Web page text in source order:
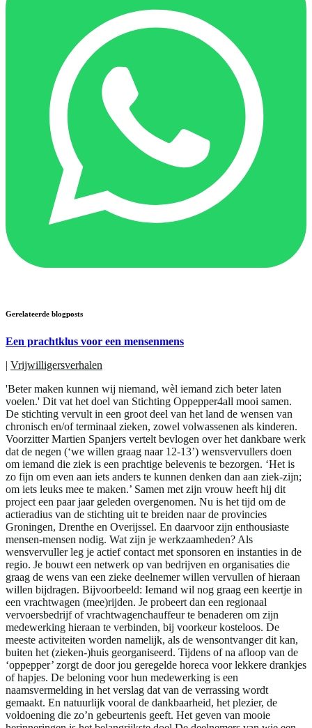
Gerelateerde blogposts
Een prachtklus voor een mensenmens
| Vrijwilligersverhalen
'Beter maken kunnen wij niemand, wèl iemand zich beter laten
voelen.' Dit vat het doel van Stichting Oppepper4all mooi samen.
De stichting vervult in een groot deel van het land de wensen van
chronisch en/of terminaal zieken, zowel volwassenen als kinderen.
Voorzitter Martien Spanjers vertelt bevlogen over het dankbare werk
dat de negen (‘we willen graag naar 12-13’) wensvervullers doen
om iemand die ziek is een prachtige belevenis te bezorgen. ‘Het is
zo fijn om even aan iets anders te kunnen denken dan aan ziek-zijn;
om iets leuks mee te maken.’ Samen met zijn vrouw heeft hij dit
project een paar jaar geleden overgenomen. Nu is het tijd om de
actieradius van de stichting uit te breiden naar de provincies
Groningen, Drenthe en Overijssel. En daarvoor zijn enthousiaste
mensen-mensen nodig. Wat zijn je werkzaamheden? Als
wensvervuller leg je actief contact met sponsoren en instanties in de
regio. Je bouwt een netwerk op van bedrijven en organisaties die
graag de wens van een zieke deelnemer willen vervullen of hieraan
willen bijdragen. Bijvoorbeeld: Iemand wil nog graag een keertje in
een vrachtwagen (mee)rijden. Je probeert dan een regionaal
vervoersbedrijf of vrachtwagenchauffeur te benaderen om zijn
medewerking hieraan te verbinden, bij voorkeur kosteloos. De
meeste activiteiten worden namelijk, als de wensontvanger dit kan,
buiten het (zieken-)huis georganiseerd. Tijdens of na afloop van de
‘oppepper’ zorgt de door jou geregelde horeca voor lekkere drankjes
of hapjes. De beloning voor hun medewerking is een
naamsvermelding in het verslag dat van de verrassing wordt
gemaakt. En natuurlijk vooral de dankbaarheid, het plezier, de
voldoening die zo’n gebeurtenis geeft. Het geven van mooie